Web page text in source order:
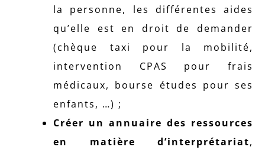
la personne, les différentes aides
qu’elle est en droit de demander
(chèque taxi pour la mobilité,
intervention CPAS pour frais
médicaux, bourse études pour ses
enfants, …) ;
Créer un annuaire des ressources
en matière d’interprétariat,